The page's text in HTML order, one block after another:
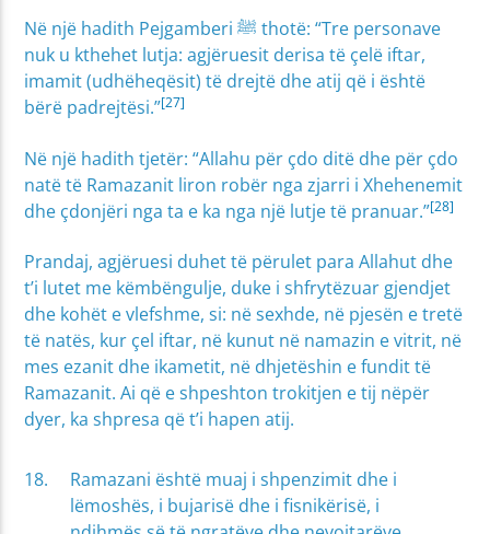
Në një hadith Pejgamberi ﷺ thotë: “Tre personave
nuk u kthehet lutja: agjëruesit derisa të çelë iftar,
imamit (udhëheqësit) të drejtë dhe atij që i është
bërë padrejtësi.”[27]
Në një hadith tjetër: “Allahu për çdo ditë dhe për çdo
natë të Ramazanit liron robër nga zjarri i Xhehenemit
dhe çdonjëri nga ta e ka nga një lutje të pranuar.”[28]
Prandaj, agjëruesi duhet të përulet para Allahut dhe
t’i lutet me këmbëngulje, duke i shfrytëzuar gjendjet
dhe kohët e vlefshme, si: në sexhde, në pjesën e tretë
të natës, kur çel iftar, në kunut në namazin e vitrit, në
mes ezanit dhe ikametit, në dhjetëshin e fundit të
Ramazanit. Ai që e shpeshton trokitjen e tij nëpër
dyer, ka shpresa që t’i hapen atij.
Ramazani është muaj i shpenzimit dhe i
lëmoshës, i bujarisë dhe i fisnikërisë, i